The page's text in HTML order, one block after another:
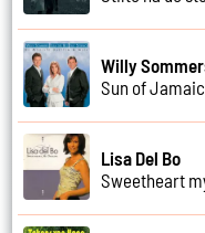
Willy
Sun of
Lisa Del Bo
Sweetheart